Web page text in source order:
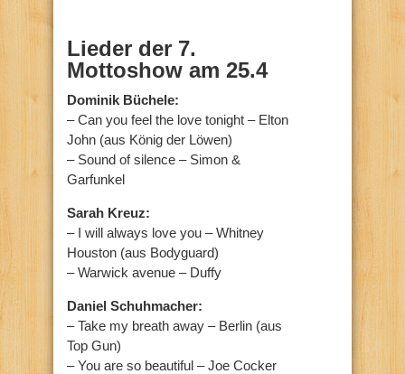
Lieder der 7.
Mottoshow am 25.4
Dominik Büchele:
– Can you feel the love tonight – Elton
John (aus König der Löwen)
– Sound of silence – Simon &
Garfunkel
Sarah Kreuz:
– I will always love you – Whitney
Houston (aus Bodyguard)
– Warwick avenue – Duffy
Daniel Schuhmacher:
– Take my breath away – Berlin (aus
Top Gun)
– You are so beautiful – Joe Cocker